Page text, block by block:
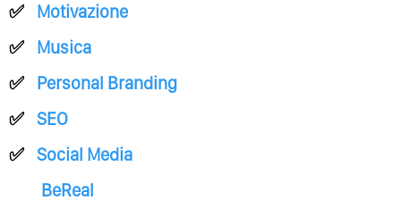
Motivazione
Musica
Personal Branding
SEO
Social Media
BeReal